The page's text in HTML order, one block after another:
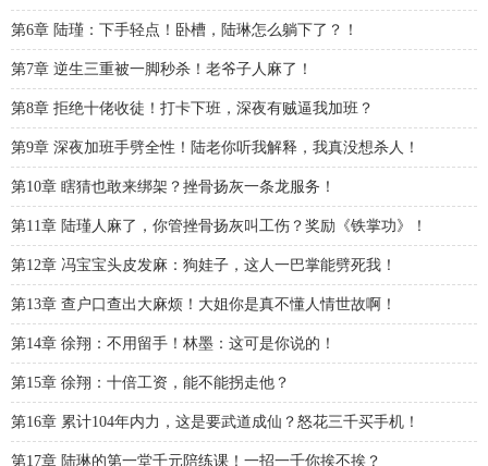
第6章 陆瑾：下手轻点！卧槽，陆琳怎么躺下了？！
第7章 逆生三重被一脚秒杀！老爷子人麻了！
第8章 拒绝十佬收徒！打卡下班，深夜有贼逼我加班？
第9章 深夜加班手劈全性！陆老你听我解释，我真没想杀人！
第10章 瞎猜也敢来绑架？挫骨扬灰一条龙服务！
第11章 陆瑾人麻了，你管挫骨扬灰叫工伤？奖励《铁掌功》！
第12章 冯宝宝头皮发麻：狗娃子，这人一巴掌能劈死我！
第13章 查户口查出大麻烦！大姐你是真不懂人情世故啊！
第14章 徐翔：不用留手！林墨：这可是你说的！
第15章 徐翔：十倍工资，能不能拐走他？
第16章 累计104年内力，这是要武道成仙？怒花三千买手机！
第17章 陆琳的第一堂千元陪练课！一招一千你挨不挨？